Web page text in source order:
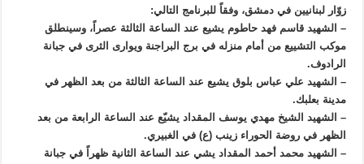
زوّار لبنانيين في دمشق، وفقاً للبرنامج التالي:
– الشهيد قاسم فهد حاطوم يشيع عند الساعة الثالثة عصراً، وسينطلق
موكب التشييع من أمام منزله في برج البراجنة ويوارى الثرى في جبانة
الرادوف.
– الشهيد علي عباس بلوق يشيع عند الساعة الثالثة من بعد الظهر في
مدينة بعلبك.
– الشهيد الشيخ مهدي يوسف المقداد يشيّع عند الساعة الرابعة من بعد
الظهر في روضة الحوراء زينب (ع) في الغبيري.
– الشهيد محمد أحمد المقداد يشي عند الساعة الثانية ظهراً في جبانة